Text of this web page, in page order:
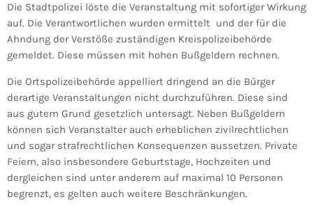
Die Stadtpolizei löste die Veranstaltung mit sofortiger Wirkung
auf. Die Verantwortlichen wurden ermittelt und der für die
Ahndung der Verstöße zuständigen Kreispolizeibehörde
gemeldet. Diese müssen mit hohen Bußgeldern rechnen.
Die Ortspolizeibehörde appelliert dringend an die Bürger
derartige Veranstaltungen nicht durchzuführen. Diese sind
aus gutem Grund gesetzlich untersagt. Neben Bußgeldern
können sich Veranstalter auch erheblichen zivilrechtlichen
und sogar strafrechtlichen Konsequenzen aussetzen. Private
Feiern, also insbesondere Geburtstage, Hochzeiten und
dergleichen sind unter anderem auf maximal 10 Personen
begrenzt, es gelten auch weitere Beschränkungen.